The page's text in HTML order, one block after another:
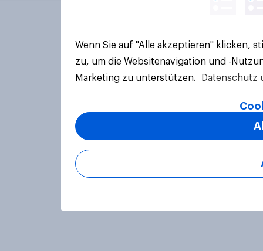
Wenn Sie auf "Alle akzeptieren" klicken,
zu, um die Websitenavigation und -
Marketing zu unterstützen.
Datenschutz